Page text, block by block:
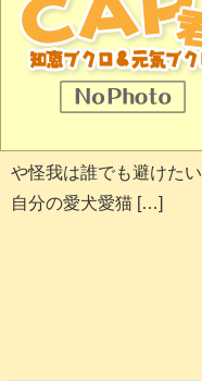
や怪我は誰でも避けた
自分の愛犬愛猫 […]